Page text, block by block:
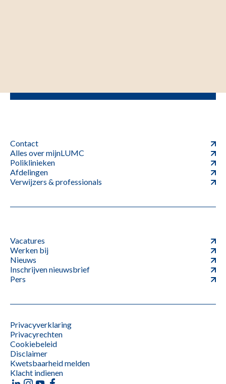
Contact
Alles over mijnLUMC
Poliklinieken
Afdelingen
Verwijzers & professionals
Vacatures
Werken bij
Nieuws
Inschrijven nieuwsbrief
Pers
Privacyverklaring
Privacyrechten
Cookiebeleid
Disclaimer
Kwetsbaarheid melden
Klacht indienen